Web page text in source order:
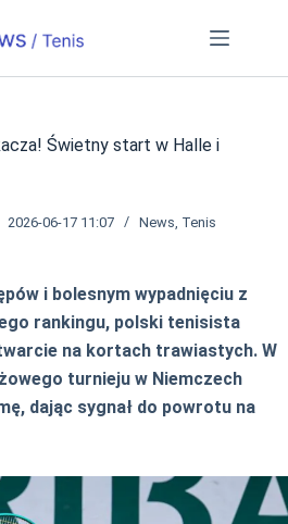
Świetny start w Halle i
2026-06-17 11:07 News Tenis
i bolesnym wypadnięciu z
rankingu, polski tenisista
na kortach trawiastych. W
turnieju w Niemczech
dając sygnał do powrotu na